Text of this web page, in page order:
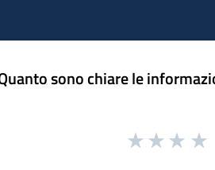
sono chiare le